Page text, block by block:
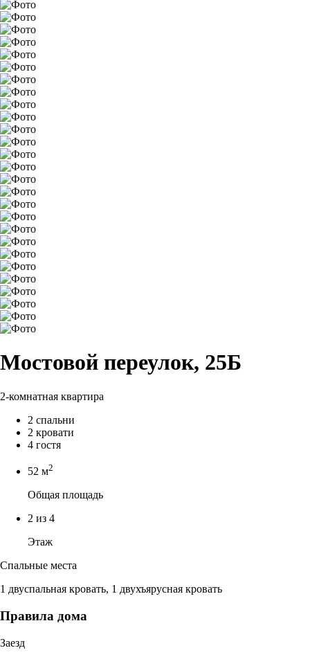
Мостовой переулок, 25Б
2-комнатная квартира
2 спальни
2 кровати
4 гостя
52 м2
Общая площадь
2 из 4
Этаж
Спальные места
1 двуспальная кровать, 1 двухъярусная кровать
Правила дома
Заезд